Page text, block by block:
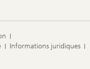
Informations juridiques